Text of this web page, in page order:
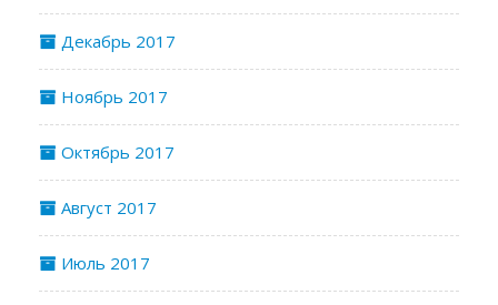
Декабрь 2017
Ноябрь 2017
Октябрь 2017
Август 2017
Июль 2017